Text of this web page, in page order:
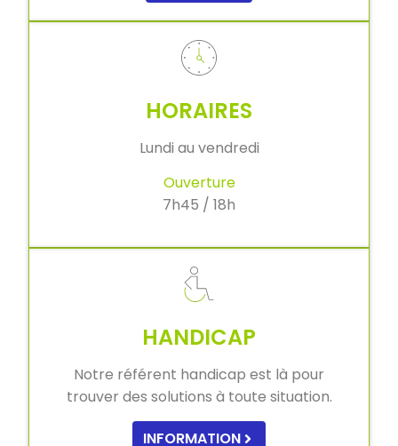
HORAIRES
Lundi au vendredi
Ouverture
7h45 / 18h
HANDICAP
Notre référent handicap est là pour
trouver des solutions à toute situation.
INFORMATION